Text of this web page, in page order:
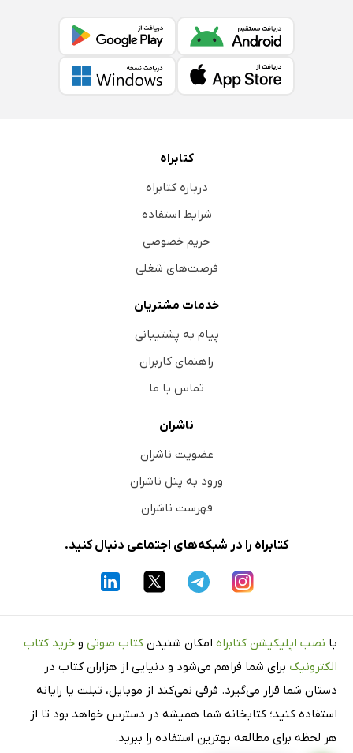
کتابراه
درباره کتابراه
شرایط استفاده
حریم خصوصی
فرصت‌های شغلی
خدمات مشتریان
پیام به پشتیبانی
راهنمای کاربران
تماس با ما
ناشران
عضویت ناشران
ورود به پنل ناشران
فهرست ناشران
کتابراه را در شبکه‌های اجتماعی دنبال کنید.
با نصب اپلیکیشن کتابراه امکان شنیدن کتاب صوتی و خرید کتاب
الکترونیک برای شما فراهم می‌شود و دنیایی از هزاران کتاب در
دستان شما قرار می‌گیرد. فرقی نمی‌کند از موبایل، تبلت یا رایانه
استفاده کنید؛ کتابخانه شما همیشه در دسترس خواهد بود تا از
هر لحظه برای مطالعه بهترین استفاده را ببرید.